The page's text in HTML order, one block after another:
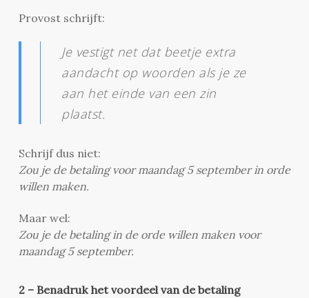
Provost schrijft:
Je vestigt net dat beetje extra
aandacht op woorden als je ze
aan het einde van een zin
plaatst.
Schrijf dus niet:
Zou je de betaling voor maandag 5 september in orde
willen maken.
Maar wel:
Zou je de betaling in de orde willen maken voor
maandag 5 september.
2 – Benadruk het voordeel van de betaling